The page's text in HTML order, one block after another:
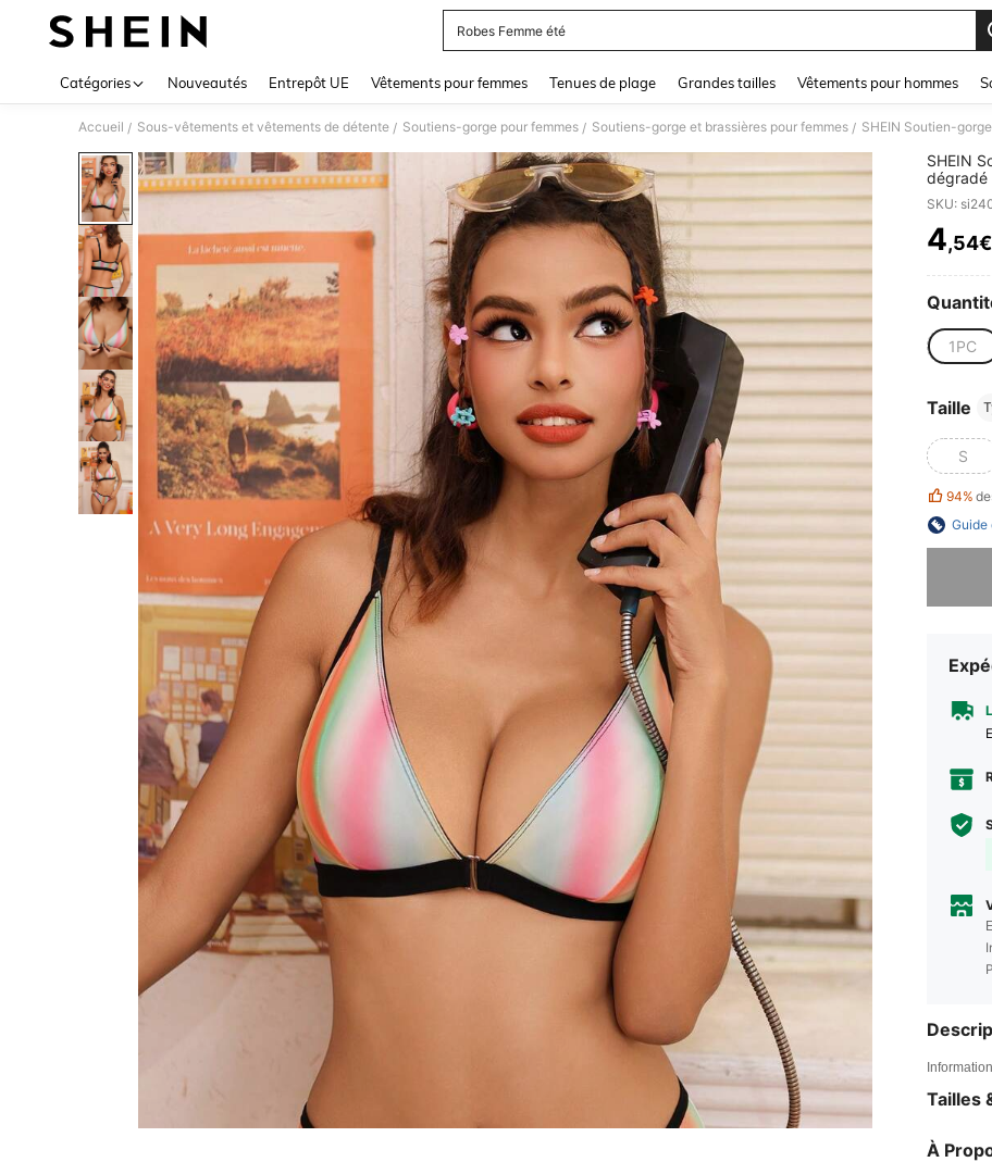
Robes Femme été
Catégories Nouveautés Entrepôt UE Vêtements pour femmes Tenues de plage Grandes tailles Vêtements pour hommes
Accueil / Sous-vêtements et vêtements de détente / Soutiens-gorge pour femmes / Soutiens-gorge et brassières pour femmes / SHEIN Soutien-
SHEIN
dégradé
SKU:
4,54€
1PC
Taille
S
94%
Guide
Tailles
À